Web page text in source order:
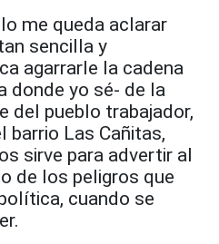
me queda aclarar
sencilla y
agarrarle la cadena
donde yo sé- de la
del pueblo trabajador,
barrio Las Cañitas,
sirve para advertir al
de los peligros que
cuando se